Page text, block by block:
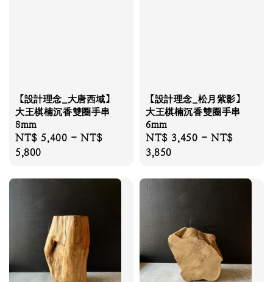
【設計理念_大唐西域】
大王棋楠沉香雙圈手串
8mm
Regular
price
NT$ 5,400 -NT$
5,800
【設計理念_松月紫影】
大王棋楠沉香雙圈手串
6mm
Regular
price
NT$ 3,450 -NT$
3,850